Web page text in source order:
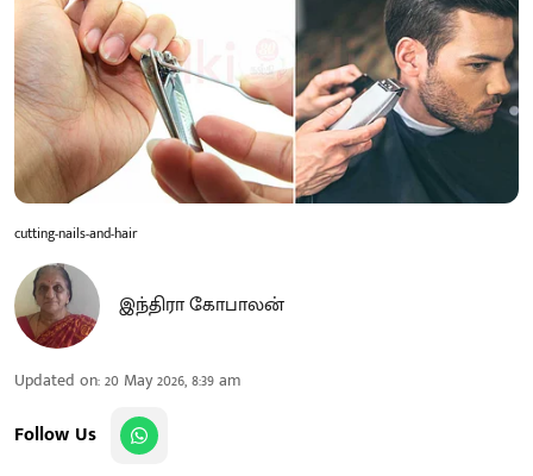
cutting-nails-and-hair
இந்திரா கோபாலன்
Updated on:20 May 2026, 8:39 am
Follow Us